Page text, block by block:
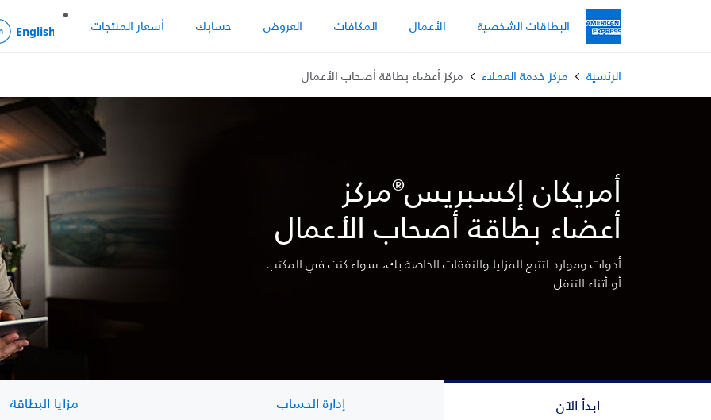
Skip to main content
البطاقات الشخصية
الأعمال المكافآت العروض حسابك أسعار المنتجات
الرئسية مركز خدمة العملاء مركز أعضاء بطاقة أصحاب الأعمال
أمريكان إكسبريس®مركز
أعضاء بطاقة أصحاب الأعمال
أدوات وموارد لتتبع المزايا والنفقات الخاصة بك، سواء كنت في المكتب
أو أثناء التنقل.
ابدأ الآن إدارة الحساب مزايا البطاقة